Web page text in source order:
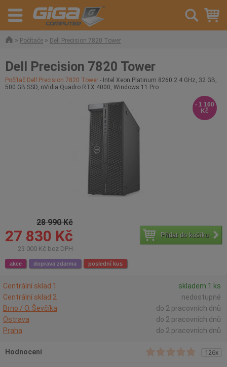
» Počítače » Dell Precision 7820 Tower
Dell Precision 7820 Tower
Počítač Dell Precision 7820 Tower - Intel Xeon Platinum 8260 2.4 GHz, 32 GB,
500 GB SSD, nVidia Quadro RTX 4000, Windows 11 Pro
28 990 Kč
27 830 Kč
23 000 Kč bez DPH
Přidat do košíku
akce doprava zdarma poslední kus
- 1 160
Kč
Centrální sklad 1
skladem 1 ks
Centrální sklad 2
nedostupné
Brno / O. Ševčíka
do 2 pracovních dnů
Ostrava
do 2 pracovních dnů
Praha
do 2 pracovních dnů
Hodnocení 126x